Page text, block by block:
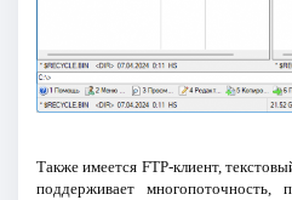
Также имеется FTP-клиент,
поддерживает многопоточность,